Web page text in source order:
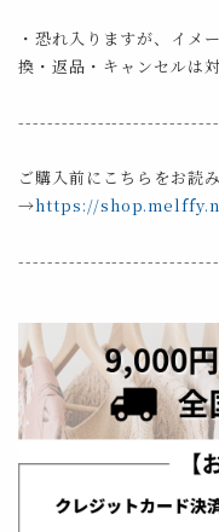
・恐れ入りますが、イメ
換・返品・キャンセルは
ご購入前にこちらをお読
→https://